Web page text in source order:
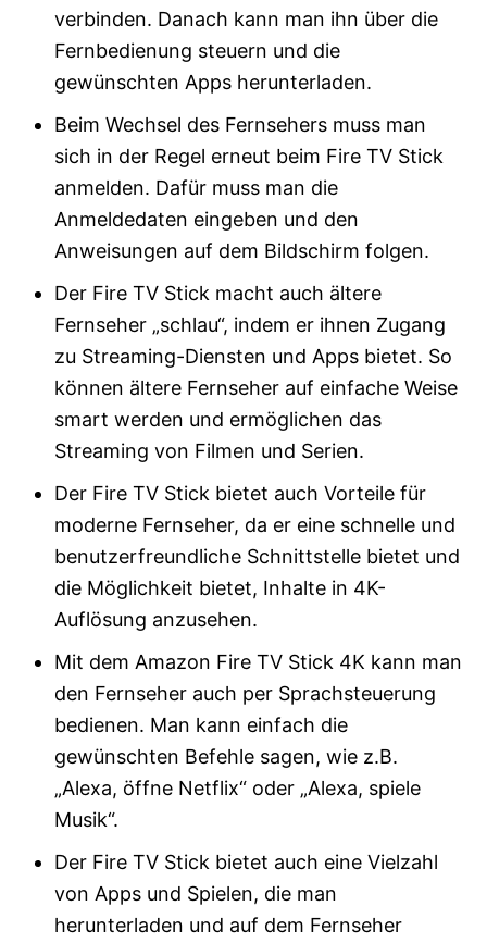
verbinden. Danach kann man ihn über die
Fernbedienung steuern und die
gewünschten Apps herunterladen.
Beim Wechsel des Fernsehers muss man
sich in der Regel erneut beim Fire TV Stick
anmelden. Dafür muss man die
Anmeldedaten eingeben und den
Anweisungen auf dem Bildschirm folgen.
Der Fire TV Stick macht auch ältere
Fernseher „schlau“, indem er ihnen Zugang
zu Streaming-Diensten und Apps bietet. So
können ältere Fernseher auf einfache Weise
smart werden und ermöglichen das
Streaming von Filmen und Serien.
Der Fire TV Stick bietet auch Vorteile für
moderne Fernseher, da er eine schnelle und
benutzerfreundliche Schnittstelle bietet und
die Möglichkeit bietet, Inhalte in 4K-
Auflösung anzusehen.
Mit dem Amazon Fire TV Stick 4K kann man
den Fernseher auch per Sprachsteuerung
bedienen. Man kann einfach die
gewünschten Befehle sagen, wie z.B.
„Alexa, öffne Netflix“ oder „Alexa, spiele
Musik“.
Der Fire TV Stick bietet auch eine Vielzahl
von Apps und Spielen, die man
herunterladen und auf dem Fernseher